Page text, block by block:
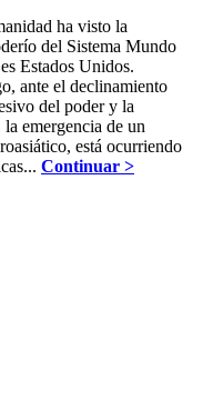
ha visto la
del Sistema Mundo
Estados Unidos.
ante el declinamiento
del poder y la
emergencia de un
está ocurriendo
Continuar >